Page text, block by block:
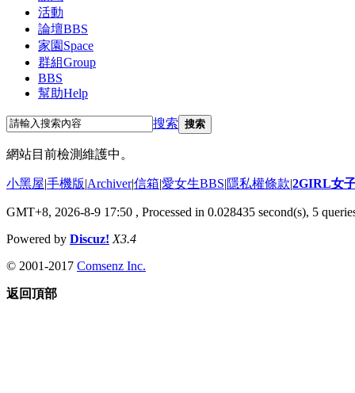
活動
論壇BBS
家園 Space
群組Group
BBS
幫助Help
搜索 搜索
網站目前檢測維護中。
小黑屋|手機版|Archiver|信箱|愛女生BBS|隱私權條款|2GIRL女
GMT+8, 2026-8-9 17:50 , Processed in 0.028435 second(s), 5
Powered by Discuz! X3.4
© 2001-2017 Comsenz Inc.
返回頂部